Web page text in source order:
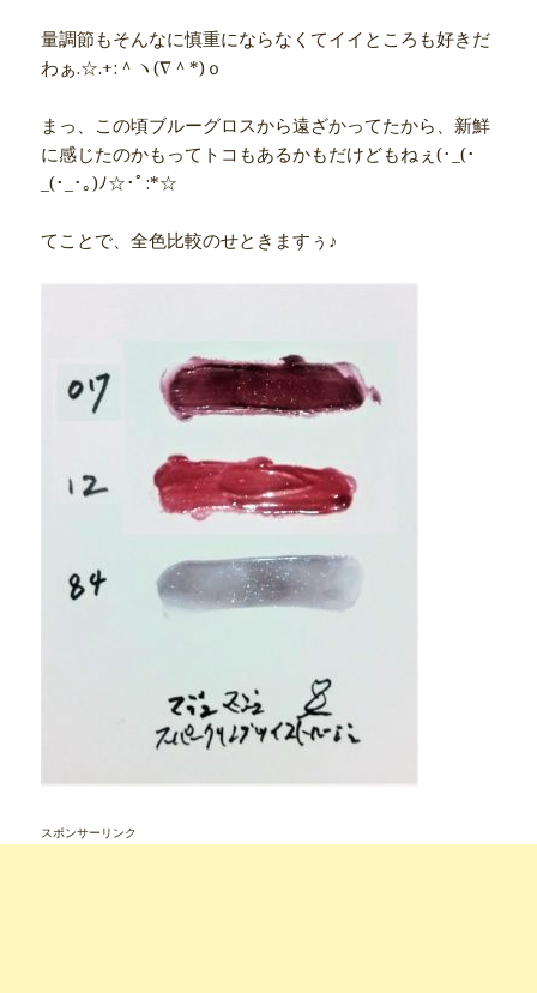
量調節もそんなに慎重にならなくてイイところも好きだ
わぁ.☆.+:＾ヽ(∇＾*)ｏ
まっ、この頃ブルーグロスから遠ざかってたから、新鮮
に感じたのかもってトコもあるかもだけどもねぇ(･_(･
_(･_･｡)ﾉ☆･ﾟ:*☆
てことで、全色比較のせときますぅ♪
スポンサーリンク